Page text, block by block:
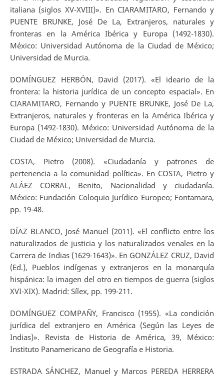
italiana (siglos XV-XVIII)». En CIARAMITARO, Fernando y
PUENTE BRUNKE, José De La, Extranjeros, naturales y
fronteras en la América Ibérica y Europa (1492-1830).
México: Universidad Autónoma de la Ciudad de México;
Universidad de Murcia.
DOMÍNGUEZ HERBÓN, David (2017). «El ideario de la
frontera: la historia jurídica de un concepto espacial». En
CIARAMITARO, Fernando y PUENTE BRUNKE, José De La,
Extranjeros, naturales y fronteras en la América Ibérica y
Europa (1492-1830). México: Universidad Autónoma de la
Ciudad de México; Universidad de Murcia.
COSTA, Pietro (2008). «Ciudadanía y patrones de
pertenencia a la comunidad política». En COSTA, Pietro y
ALÁEZ CORRAL, Benito, Nacionalidad y ciudadanía.
México: Fundación Coloquio Jurídico Europeo; Fontamara,
pp. 19-48.
DÍAZ BLANCO, José Manuel (2011). «El conflicto entre los
naturalizados de justicia y los naturalizados venales en la
Carrera de Indias (1629-1643)». En GONZÁLEZ CRUZ, David
(Ed.), Pueblos indígenas y extranjeros en la monarquía
hispánica: la imagen del otro en tiempos de guerra (siglos
XVI-XIX). Madrid: Sílex, pp. 199-211.
DOMÍNGUEZ COMPAÑY, Francisco (1955). «La condición
jurídica del extranjero en América (Según las Leyes de
Indias)». Revista de Historia de América, 39, México:
Instituto Panamericano de Geografía e Historia.
ESTRADA SÁNCHEZ, Manuel y Marcos PEREDA HERRERA